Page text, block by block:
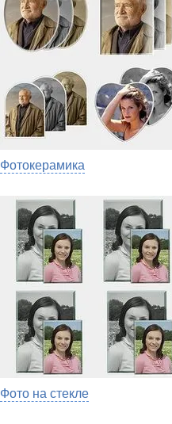
Фотокерамика
Фото на стекле